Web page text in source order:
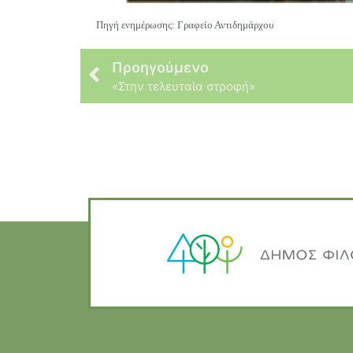
Πηγή ενημέρωσης: Γραφείο Αντιδημάρχου
Προηγούμενο
«Στην τελευταία στροφή»